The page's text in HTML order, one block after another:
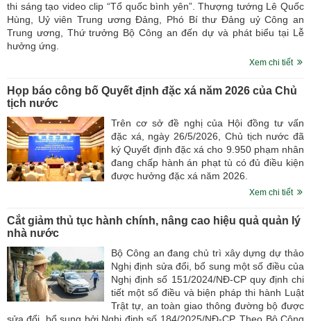
thi sáng tạo video clip “Tổ quốc bình yên”. Thượng tướng Lê Quốc
Hùng, Uỷ viên Trung ương Đảng, Phó Bí thư Đảng uỷ Công an
Trung ương, Thứ trưởng Bộ Công an đến dự và phát biểu tại Lễ
hưởng ứng.
Xem chi tiết
Họp báo công bố Quyết định đặc xá năm 2026 của Chủ
tịch nước
Trên cơ sở đề nghị của Hội đồng tư vấn
đặc xá, ngày 26/5/2026, Chủ tịch nước đã
ký Quyết định đặc xá cho 9.950 phạm nhân
đang chấp hành án phạt tù có đủ điều kiện
được hưởng đặc xá năm 2026.
Xem chi tiết
Cắt giảm thủ tục hành chính, nâng cao hiệu quả quản lý
nhà nước
Bộ Công an đang chủ trì xây dựng dự thảo
Nghị định sửa đổi, bổ sung một số điều của
Nghị định số 151/2024/NĐ-CP quy định chi
tiết một số điều và biện pháp thi hành Luật
Trật tự, an toàn giao thông đường bộ được